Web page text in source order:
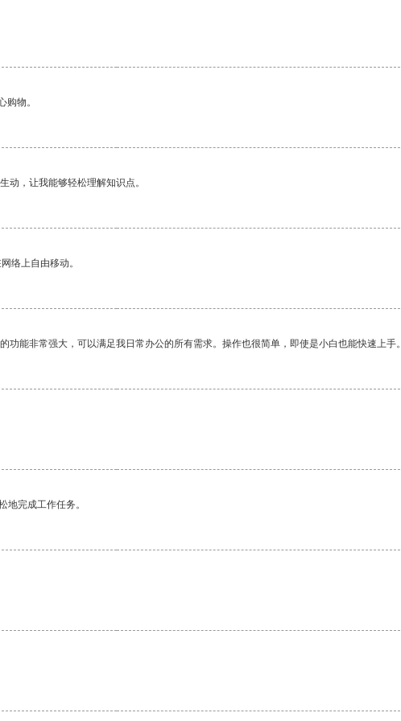
物。
动，让我能够轻松理解知识点。
络上自由移动。
能非常强大，可以满足我日常办公的所有需求。操作也很简单，即使是小白也能快速上手。
完成工作任务。